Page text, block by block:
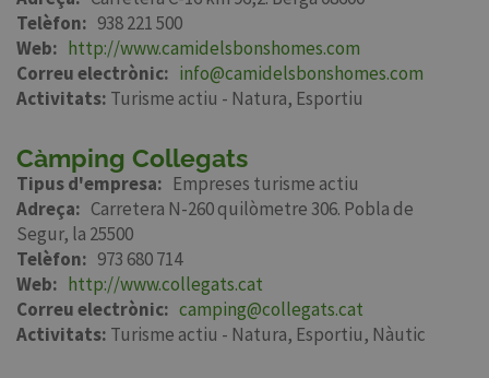
Telèfon
938 221 500
Web
http://www.camidelsbonshomes.com
Correu electrònic
info@camidelsbonshomes.com
Activitats: Turisme actiu - Natura Esportiu
Càmping Collegats
Tipus d'empresa
Empreses turisme actiu
Adreça
Carretera N-260 quilòmetre 306. Pobla de
Segur, la 25500
Telèfon
973 680 714
Web
http://www.collegats.cat
Correu electrònic
camping@collegats.cat
Activitats: Turisme actiu - Natura Esportiu Nàutic